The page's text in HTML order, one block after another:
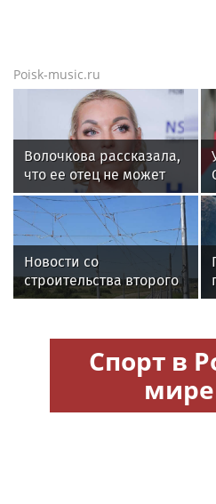
Poisk-music.ru
Волочкова рассказала,
что ее отец не может
восстановиться после
инсульта
Новости со
строительства второго
этапа линии
Спорт в
мире